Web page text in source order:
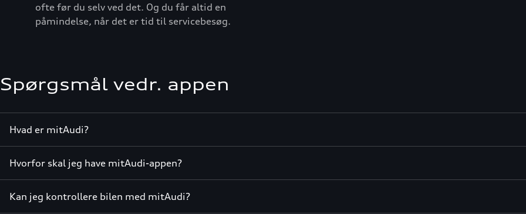
ofte før du selv ved det. Og du får altid en
påmindelse, når det er tid til servicebesøg.
Spørgsmål vedr. appen
Hvad er mitAudi?
Hvorfor skal jeg have mitAudi-appen?
Kan jeg kontrollere bilen med mitAudi?